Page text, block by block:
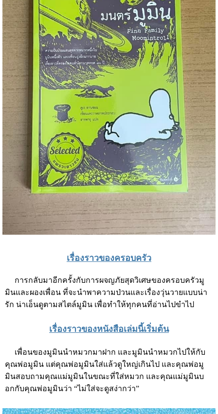
เรื่องราวของครอบครัว
การกลับมาอีกครั้งกับการผจญภัยสุดวิเศษของครอบครัวมู
มินและผองเพื่อน ที่จะนำพาความป่วนและเรื่องวุ่นวายแบบน่า
รัก น่าเอ็นดูตามสไตล์มูมิน เพื่อทำให้ทุกคนที่อ่านไปขำไป
เรื่องราวของหนังสือเล่มนี้เริ่มต้น
เพื่อนของมูมินนำหมวกมาฝาก และมูมินนำหมวกไปให้กับ
คุณพ่อมูมิน แต่คุณพ่อมูมินใส่แล้วดูใหญ่เกินไป และคุณพ่อมู
มินสอบถามคุณแม่มูมินในขณะที่ใส่หมวก และคุณแม่มูมินบ
อกกับคุณพ่อมูมินว่า “ไม่ใส่จะดูสง่ากว่า”